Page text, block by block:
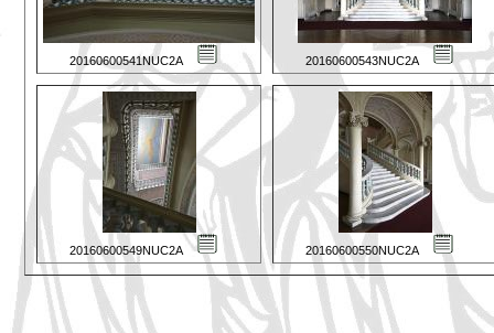
20160600541NUC2A 20160600543NUC2A
20160600549NUC2A 20160600550NUC2A